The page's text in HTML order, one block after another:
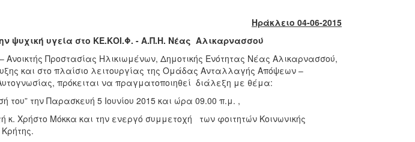
Ηράκλειο 04-06-2015
ψυχική υγεία στο ΚΕ.ΚΟΙ.Φ. - Α.Π.Η. Νέας Αλικαρνασσού
Ανοικτής Προστασίας Ηλικιωμένων, Δημοτικής Ενότητας Νέας Αλικαρνασσού,
και στο πλαίσιο λειτουργίας της Ομάδας Ανταλλαγής Απόψεων –
πρόκειται να πραγματοποιηθεί διάλεξη με θέμα:
του” την Παρασκευή 5 Ιουνίου 2015 και ώρα 09.00 π.μ. ,
κ. Χρήστο Μόκκα και την ενεργό συμμετοχή των φοιτητών Κοινωνικής